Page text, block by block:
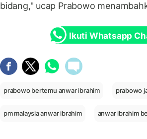
bidang," ucap Prabowo
Ikuti Whatsapp
prabowo bertemu anwar ibrahim prabowo
pm malaysia anwar ibrahim anwar ibrahim